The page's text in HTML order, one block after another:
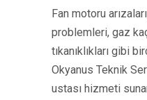
Fan motoru
problemleri, gaz
tıkanıklıkları gibi
Okyanus Teknik
ustası hizmeti